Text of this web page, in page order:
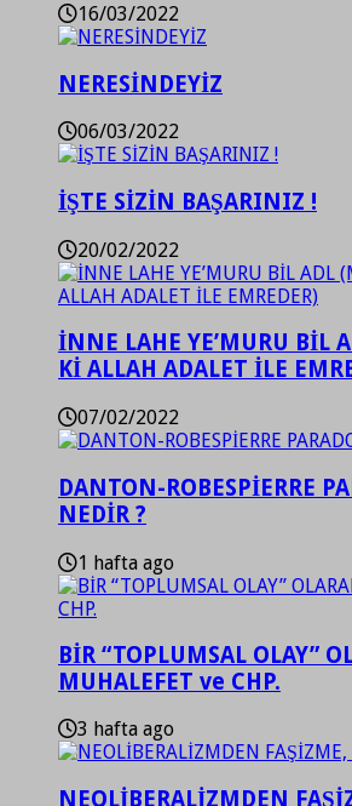
16/03/2022
NERESİNDEYİZ
06/03/2022
İŞTE SİZİN BAŞARINIZ !
20/02/2022
İNNE LAHE YE’MURU BİL
Kİ ALLAH ADALET İLE
07/02/2022
DANTON-ROBESPİERRE
NEDİR ?
1 hafta ago
BİR “TOPLUMSAL OLAY”
MUHALEFET ve CHP.
3 hafta ago
NEOLİBERALİZMDEN